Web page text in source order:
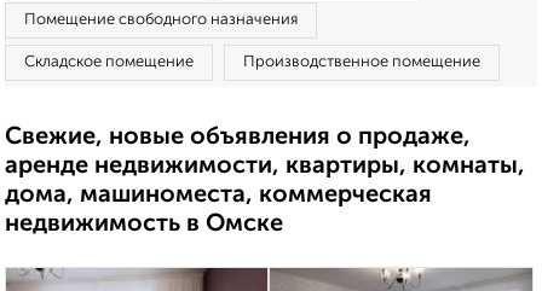
Помещение свободного назначения
Складское помещение Производственное помещение
Свежие, новые объявления о продаже,
аренде недвижимости, квартиры, комнаты,
дома, машиноместа, коммерческая
недвижимость в Омске